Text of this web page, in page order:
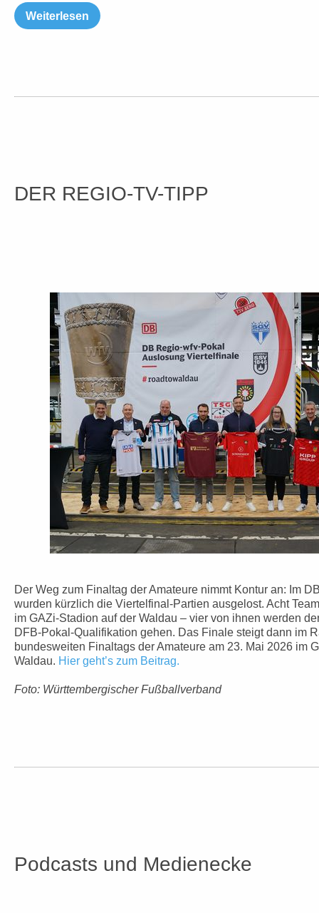
Weiterlesen
DER REGIO-TV-TIPP
Der Weg zum Finaltag der Amateure nimmt Kontur an: Im
wurden kürzlich die Viertelfinal-Partien ausgelost. Acht
im GAZi-Stadion auf der Waldau – vier von ihnen werden
DFB-Pokal-Qualifikation gehen. Das Finale steigt dann im
bundesweiten Finaltags der Amateure am 23. Mai 2026 im
Waldau. Hier geht’s zum Beitrag.
Foto: Württembergischer Fußballverband
Podcasts und Medienecke